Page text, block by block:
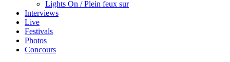
Lights On / Plein feux sur
Interviews
Live
Festivals
Photos
Concours